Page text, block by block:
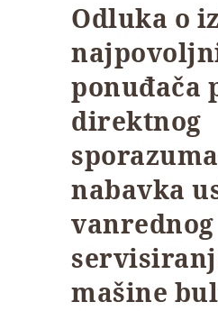
Odluka o
ponuđača
direktnog
nabavka
vanrednog
mašine